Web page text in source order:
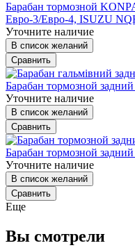
Барабан тормозной
Евро-3/Евро-4, ISUZU
Уточните наличие
В список желаний
Сравнить
Барабан тормозной
Уточните наличие
В список желаний
Сравнить
Барабан тормозной
Уточните наличие
В список желаний
Сравнить
Еще
Вы смотрели